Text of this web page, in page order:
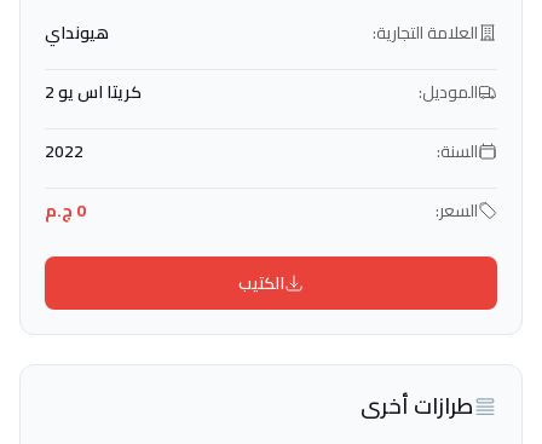
العلامة التجارية:
هيونداي
الموديل:
كريتا اس يو 2
السنة:
2022
السعر:
0 ج.م
الكتيب
طرازات أخرى